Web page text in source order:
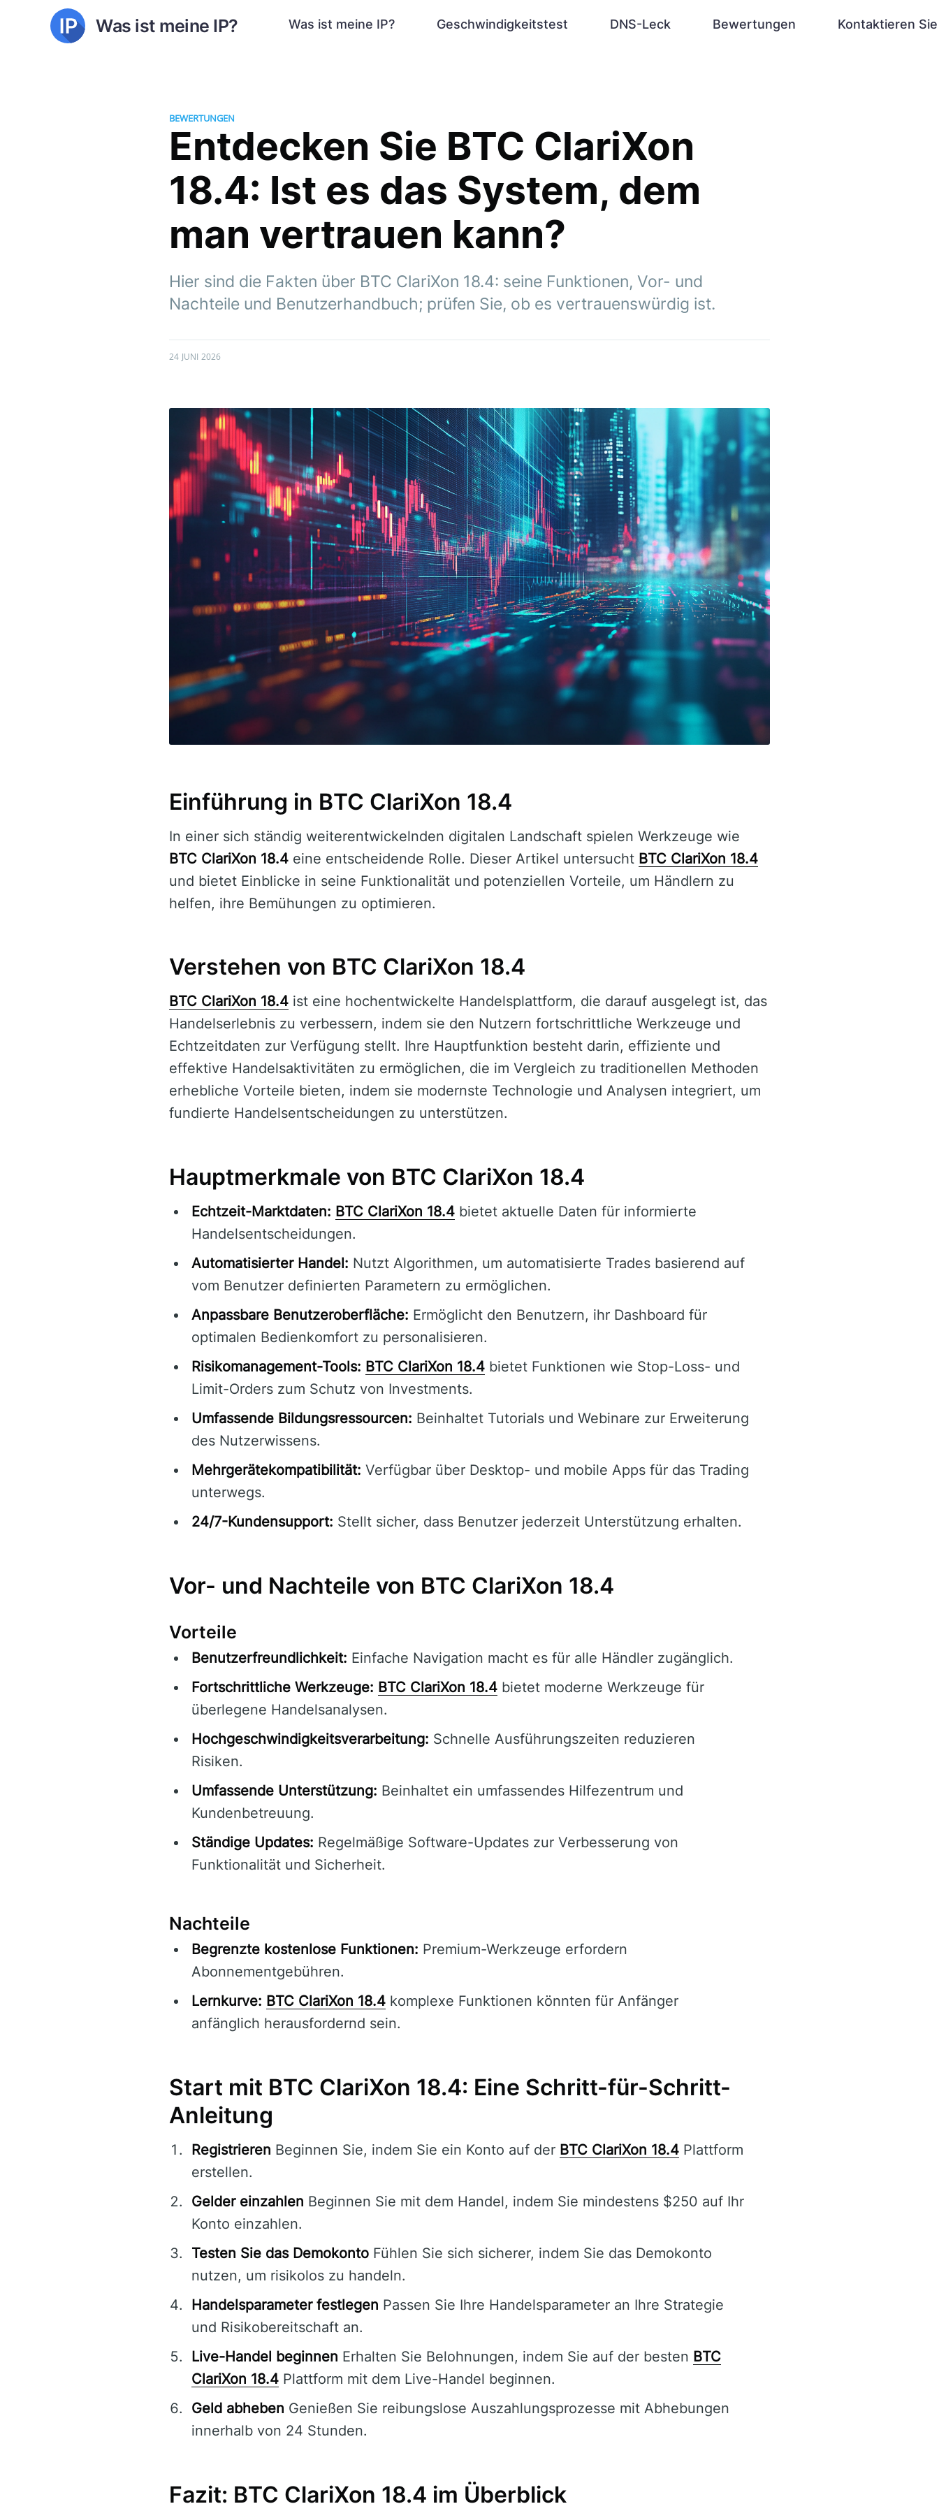
Was ist meine IP? Was ist meine IP? Geschwindigkeitstest DNS-Leck Bewertungen Kontaktieren
BEWERTUNGEN
Entdecken Sie BTC ClariXon
18.4: Ist es das System, dem
man vertrauen kann?
Hier sind die Fakten über BTC ClariXon 18.4: seine Funktionen, Vor- und
Nachteile und Benutzerhandbuch; prüfen Sie, ob es vertrauenswürdig ist.
24 JUNI 2026
Einführung in BTC ClariXon 18.4
In einer sich ständig weiterentwickelnden digitalen Landschaft spielen Werkzeuge wie
BTC ClariXon 18.4 eine entscheidende Rolle. Dieser Artikel untersucht BTC ClariXon 18.4
und bietet Einblicke in seine Funktionalität und potenziellen Vorteile, um Händlern zu
helfen, ihre Bemühungen zu optimieren.
Verstehen von BTC ClariXon 18.4
BTC ClariXon 18.4 ist eine hochentwickelte Handelsplattform, die darauf ausgelegt ist, das
Handelserlebnis zu verbessern, indem sie den Nutzern fortschrittliche Werkzeuge und
Echtzeitdaten zur Verfügung stellt. Ihre Hauptfunktion besteht darin, effiziente und
effektive Handelsaktivitäten zu ermöglichen, die im Vergleich zu traditionellen Methoden
erhebliche Vorteile bieten, indem sie modernste Technologie und Analysen integriert, um
fundierte Handelsentscheidungen zu unterstützen.
Hauptmerkmale von BTC ClariXon 18.4
Echtzeit-Marktdaten: BTC ClariXon 18.4 bietet aktuelle Daten für informierte
Handelsentscheidungen.
Automatisierter Handel: Nutzt Algorithmen, um automatisierte Trades basierend auf
vom Benutzer definierten Parametern zu ermöglichen.
Anpassbare Benutzeroberfläche: Ermöglicht den Benutzern, ihr Dashboard für
optimalen Bedienkomfort zu personalisieren.
Risikomanagement-Tools: BTC ClariXon 18.4 bietet Funktionen wie Stop-Loss- und
Limit-Orders zum Schutz von Investments.
Umfassende Bildungsressourcen: Beinhaltet Tutorials und Webinare zur Erweiterung
des Nutzerwissens.
Mehrgerätekompatibilität: Verfügbar über Desktop- und mobile Apps für das Trading
unterwegs.
24/7-Kundensupport: Stellt sicher, dass Benutzer jederzeit Unterstützung erhalten.
Vor- und Nachteile von BTC ClariXon 18.4
Vorteile
Benutzerfreundlichkeit: Einfache Navigation macht es für alle Händler zugänglich.
Fortschrittliche Werkzeuge: BTC ClariXon 18.4 bietet moderne Werkzeuge für
überlegene Handelsanalysen.
Hochgeschwindigkeitsverarbeitung: Schnelle Ausführungszeiten reduzieren
Risiken.
Umfassende Unterstützung: Beinhaltet ein umfassendes Hilfezentrum und
Kundenbetreuung.
Ständige Updates: Regelmäßige Software-Updates zur Verbesserung von
Funktionalität und Sicherheit.
Nachteile
Begrenzte kostenlose Funktionen: Premium-Werkzeuge erfordern
Abonnementgebühren.
Lernkurve: BTC ClariXon 18.4 komplexe Funktionen könnten für Anfänger
anfänglich herausfordernd sein.
Start mit BTC ClariXon 18.4: Eine Schritt-für-Schritt-
Anleitung
Registrieren Beginnen Sie, indem Sie ein Konto auf der BTC ClariXon 18.4 Plattform
erstellen.
Gelder einzahlen Beginnen Sie mit dem Handel, indem Sie mindestens $250 auf Ihr
Konto einzahlen.
Testen Sie das Demokonto Fühlen Sie sich sicherer, indem Sie das Demokonto
nutzen, um risikolos zu handeln.
Handelsparameter festlegen Passen Sie Ihre Handelsparameter an Ihre Strategie
und Risikobereitschaft an.
Live-Handel beginnen Erhalten Sie Belohnungen, indem Sie auf der besten BTC
ClariXon 18.4 Plattform mit dem Live-Handel beginnen.
Geld abheben Genießen Sie reibungslose Auszahlungsprozesse mit Abhebungen
innerhalb von 24 Stunden.
Fazit: BTC ClariXon 18.4 im Überblick